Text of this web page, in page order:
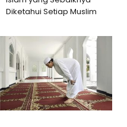
Diketahui Setiap Muslim